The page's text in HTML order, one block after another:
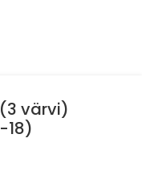
värvi)
18)